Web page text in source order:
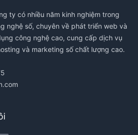
ty có nhiều năm kinh nghiệm trong
nghệ số, chuyên về phát triển web và
công nghệ cao, cung cấp dịch vụ
và marketing số chất lượng cao.